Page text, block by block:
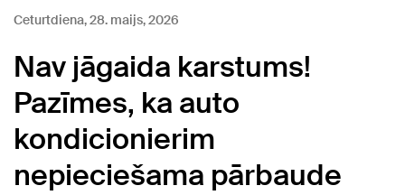
Ceturtdiena, 28. maijs, 2026
Nav jāgaida karstums!
Pazīmes, ka auto
kondicionierim
nepieciešama pārbaude